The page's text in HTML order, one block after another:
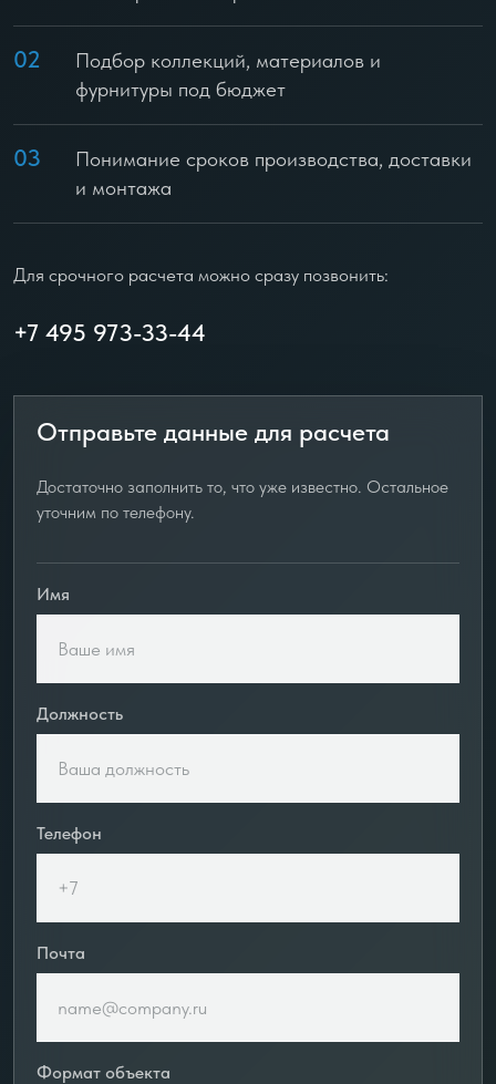
02
Подбор коллекций, материалов и
фурнитуры под бюджет
03
Понимание сроков производства, доставки
и монтажа
Для срочного расчета можно сразу позвонить:
+7 495 973-33-44
Отправьте данные для расчета
Достаточно заполнить то, что уже известно. Остальное
уточним по телефону.
Имя
Должность
Телефон
Почта
Формат объекта